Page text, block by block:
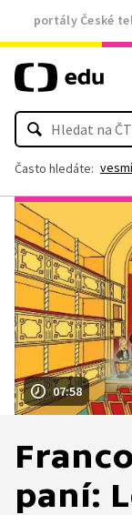
portály České
Často hledáte:
07:58
paní: